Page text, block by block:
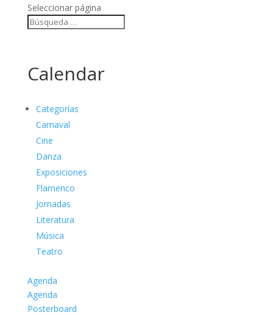
Seleccionar página
Calendar
Categorías
Carnaval
Cine
Danza
Exposiciones
Flamenco
Jornadas
Literatura
Música
Teatro
Agenda
Agenda
Posterboard